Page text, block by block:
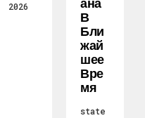
2026
В
Бли
Жай
Шее
Вре
Мя
state